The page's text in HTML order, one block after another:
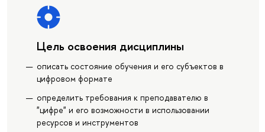
Цель освоения дисциплины
описать состояние обучения и его субъектов в
цифровом формате
определить требования к преподавателю в
"цифре" и его возможности в использовании
ресурсов и инструментов